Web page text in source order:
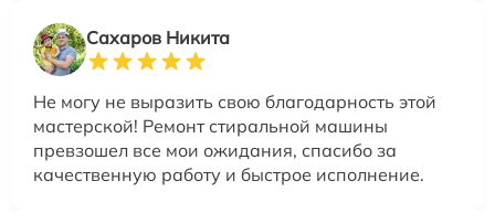
Сахаров Никита
Не могу не выразить свою благодарность этой
мастерской! Ремонт стиральной машины
превзошел все мои ожидания, спасибо за
качественную работу и быстрое исполнение.